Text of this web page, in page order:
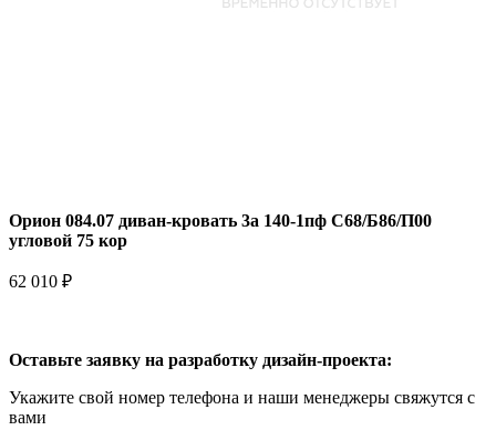
Орион 084.07 диван-кровать 3а 140-1пф С68/Б86/П00
угловой 75 кор
62 010 ₽
Оставьте заявку на разработку дизайн-проекта:
Укажите свой номер телефона и наши менеджеры свяжутся с
вами